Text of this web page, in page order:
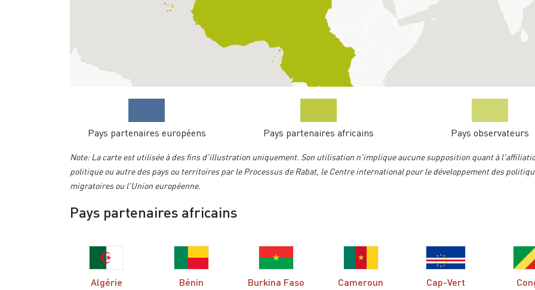
Pays partenaires européens Pays partenaires africains Pays observateurs
Note: La carte est utilisée à des fins d'illustration uniquement. Son utilisation n'implique aucune supposition quant à
politique ou autre des pays ou territoires par le Processus de Rabat, le Centre international pour le développement des
migratoires ou l'Union européenne.
Pays partenaires africains
Algérie Bénin Burkina Faso Cameroun Cap-Vert